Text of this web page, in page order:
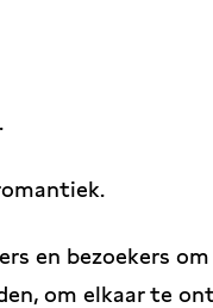
en bezoekers
om elkaar te